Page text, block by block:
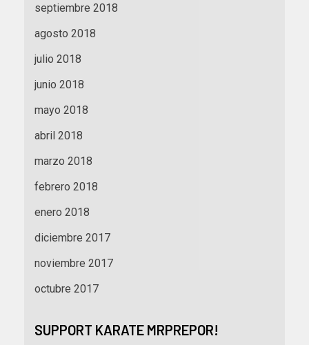
septiembre 2018
agosto 2018
julio 2018
junio 2018
mayo 2018
abril 2018
marzo 2018
febrero 2018
enero 2018
diciembre 2017
noviembre 2017
octubre 2017
SUPPORT KARATE MRPREPOR!